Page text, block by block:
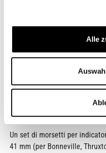
Alle
Aggiungi alla wishlist
Shop-Numero:
Descrizione
Un set di morsetti per
41 mm (per Bonneville,